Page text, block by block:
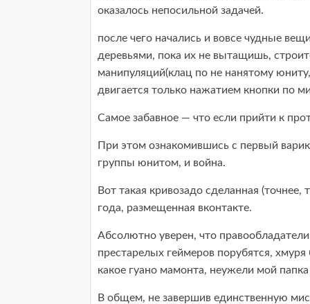
оказалось непосильной задачей.
после чего начались и вовсе чудные
деревьями, пока их не вытащишь,
манипуляций(клац по не нанятому
двигается только нажатием кнопки по
Самое забавное — что если прийти к
При этом ознакомившись с первый
группы юнитом, и война.
Вот такая кривозадо сделанная
года, размещенная вконтакте.
Абсолютно уверен, что
престарелых геймеров порубятся,
какое гуано мамонта, неужели мой папка
В общем, не завершив единственную